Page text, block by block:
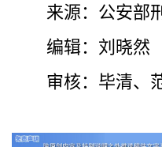
来源：公安部
编辑：刘晓然
审核：毕清、